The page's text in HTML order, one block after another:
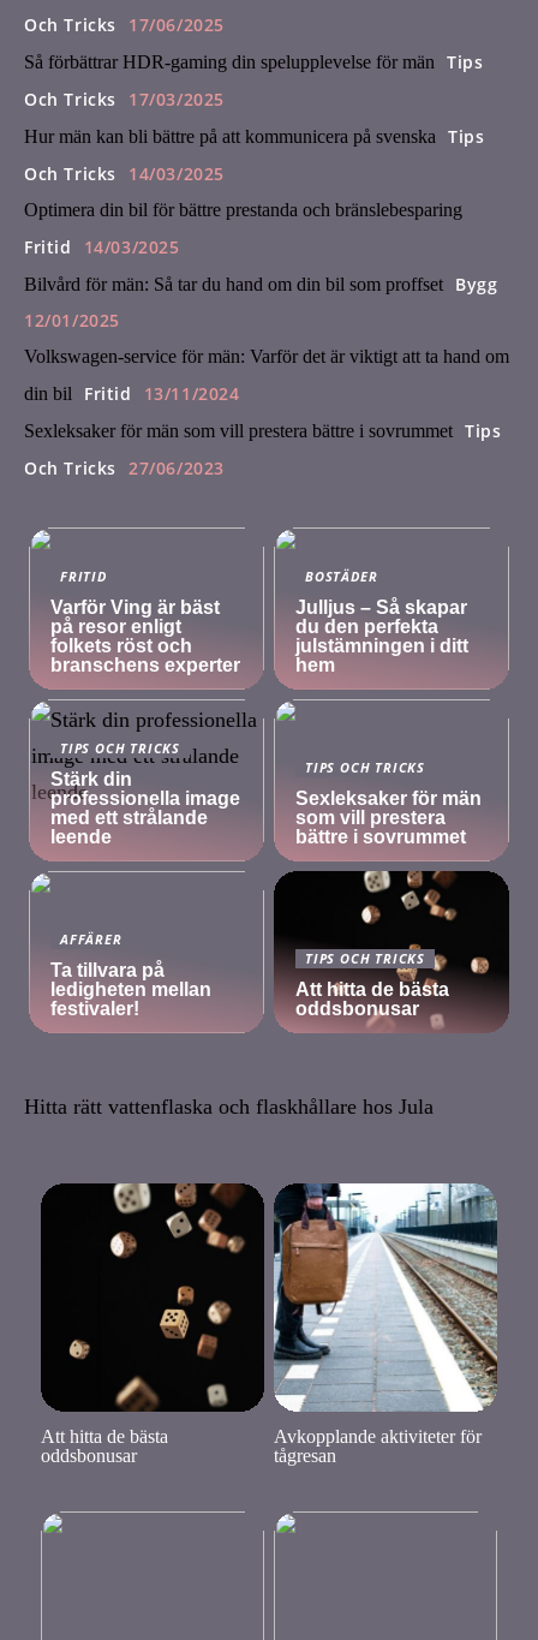
Och Tricks
17/06/2025
Så förbättrar HDR-gaming din spelupplevelse för män
Tips
Och Tricks
17/03/2025
Hur män kan bli bättre på att kommunicera på svenska
Tips
Och Tricks
14/03/2025
Optimera din bil för bättre prestanda och bränslebesparing
Fritid 14/03/2025
Bilvård för män: Så tar du hand om din bil som proffset
Bygg
12/01/2025
Volkswagen-service för män: Varför det är viktigt att ta hand om
din bil
Fritid 13/11/2024
Sexleksaker för män som vill prestera bättre i sovrummet Tips
Och Tricks
27/06/2023
FRITID
Varför Ving är bäst
på resor enligt
folkets röst och
branschens experter
BOSTÄDER
Julljus – Så skapar
du den perfekta
julstämningen i ditt
hem
TIPS OCH TRICKS
Stärk din
professionella image
med ett strålande
leende
TIPS OCH TRICKS
Sexleksaker för män
som vill prestera
bättre i sovrummet
AFFÄRER
Ta tillvara på
ledigheten mellan
festivaler!
TIPS OCH TRICKS
Att hitta de bästa
oddsbonusar
Hitta rätt vattenflaska och flaskhållare hos Jula
Att hitta de bästa
oddsbonusar
Avkopplande aktiviteter för
tågresan